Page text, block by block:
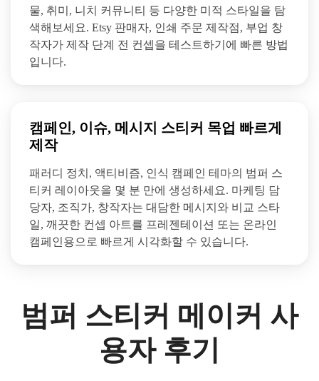
물, 취미, 니치 커뮤니티 등 다양한 미적 스타일을 탐
색해보세요. Etsy 판매자, 인쇄 주문 제작점, 부업 창
작자가 제작 단계 전 컨셉을 테스트하기에 빠른 방법
입니다.
캠페인, 이슈, 메시지 스티커 목업 빠르게
제작
패러디 정치, 액티비즘, 인식 캠페인 테마의 범퍼 스
티커 레이아웃을 몇 분 만에 생성하세요. 마케팅 담
당자, 조직가, 창작자는 대담한 메시지와 비교 스타
일, 깨끗한 컨셉 아트를 프레젠테이션 또는 온라인
캠페인용으로 빠르게 시각화할 수 있습니다.
범퍼 스티커 메이커 사
용자 후기